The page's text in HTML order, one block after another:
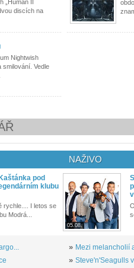
„Human II
discích na
Nightwish
smilování. Vedle
pod
klubu
rychle.... I letos se
Modrá...
NAŽIVO
05.08.
» Mezi melancholií
» Steve'n'Seagulls